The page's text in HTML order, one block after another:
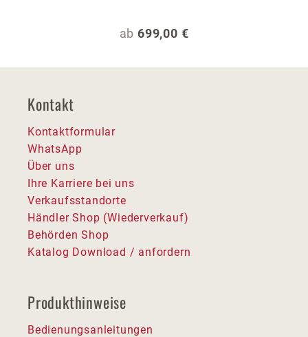
Regulärer Preis:
ab 699,00 €
Kontakt
Kontaktformular
WhatsApp
Über uns
Ihre Karriere bei uns
Verkaufsstandorte
Händler Shop (Wiederverkauf)
Behörden Shop
Katalog Download / anfordern
Produkthinweise
Bedienungsanleitungen